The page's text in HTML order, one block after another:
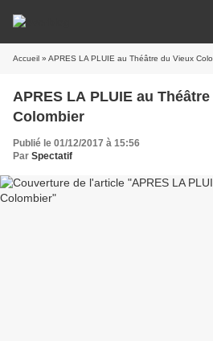
Accueil » APRES LA PLUIE au Théâtre du Vieux
APRES LA PLUIE au
Colombier
Publié le 01/12/2017 à 15:56
Par Spectatif